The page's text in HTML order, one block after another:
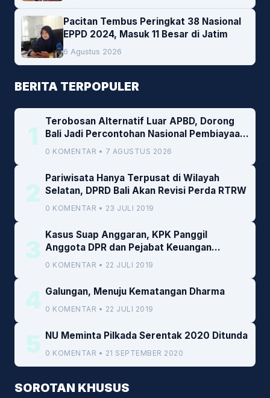
Pacitan Tembus Peringkat 38 Nasional
EPPD 2024, Masuk 11 Besar di Jatim
6 Agustus 2026
BERITA TERPOPULER
1
Terobosan Alternatif Luar APBD, Dorong
Bali Jadi Percontohan Nasional Pembiayaan
Daerah
0 KOMENTAR • 7 AGUSTUS 2026
2
Pariwisata Hanya Terpusat di Wilayah
Selatan, DPRD Bali Akan Revisi Perda RTRW
0 KOMENTAR • 23 JULI 2019
3
Kasus Suap Anggaran, KPK Panggil
Anggota DPR dan Pejabat Keuangan
Kemenkeu
0 KOMENTAR • 22 JULI 2019
4 Galungan, Menuju Kematangan Dharma
0 KOMENTAR • 22 JULI 2019
5 NU Meminta Pilkada Serentak 2020 Ditunda
0 KOMENTAR • 21 SEPTEMBER 2020
SOROTAN KHUSUS